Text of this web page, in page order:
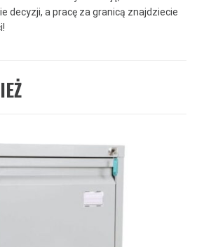
decyzji, a pracę za granicą znajdziecie